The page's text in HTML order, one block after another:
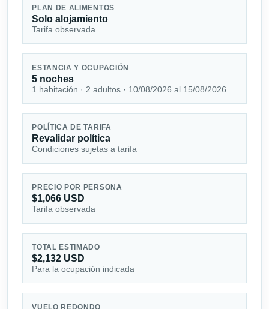
PLAN DE ALIMENTOS
Solo alojamiento
Tarifa observada
ESTANCIA Y OCUPACIÓN
5 noches
1 habitación · 2 adultos · 10/08/2026 al 15/08/2026
POLÍTICA DE TARIFA
Revalidar política
Condiciones sujetas a tarifa
PRECIO POR PERSONA
$1,066 USD
Tarifa observada
TOTAL ESTIMADO
$2,132 USD
Para la ocupación indicada
VUELO REDONDO